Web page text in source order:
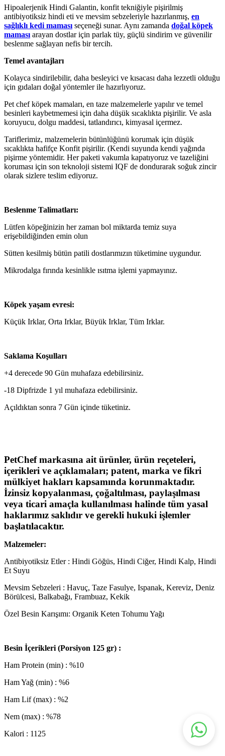
Hipoalerjenik Hindi Galantin, konfit tekniğiyle pişirilmiş
antibiyotiksiz hindi eti ve mevsim sebzeleriyle hazırlanmış, en
sağlıklı kedi maması seçeneği sunar. Aynı zamanda doğal köpek
maması arayan dostlar için parlak tüy, güçlü sindirim ve güvenilir
beslenme sağlayan nefis bir tercih.
Temel avantajları
Kolayca sindirilebilir, daha besleyici ve kısacası daha lezzetli olduğu
için gıdaları doğal yöntemler ile hazırlıyoruz.
Pet chef köpek mamaları, en taze malzemelerle yapılır ve temel
besinleri kaybetmemesi için daha düşük sıcaklıkta pişirilir. Ve asla
koruyucu, dolgu maddesi, tatlandırıcı, kimyasal içermez.
Tariflerimiz, malzemelerin bütünlüğünü korumak için düşük
sıcaklıkta hafifçe Konfit pişirilir. (Kendi suyunda kendi yağında
pişirme yöntemidir. Her paketi vakumla kapatıyoruz ve tazeliğini
koruması için son teknoloji sistemi IQF de dondurarak soğuk zincir
olarak sizlere teslim ediyoruz.
Beslenme Talimatları:
Lütfen köpeğinizin her zaman bol miktarda temiz suya
erişebildiğinden emin olun
Sütten kesilmiş bütün patili dostlarımızın tüketimine uygundur.
Mikrodalga fırında kesinlikle ısıtma işlemi yapmayınız.
Köpek yaşam evresi:
Küçük Irklar, Orta Irklar, Büyük Irklar, Tüm Irklar.
Saklama Koşulları
+4 derecede 90 Gün muhafaza edebilirsiniz.
-18 Dipfrizde 1 yıl muhafaza edebilirsiniz.
Açıldıktan sonra 7 Gün içinde tüketiniz.
PetChef markasına ait ürünler, ürün reçeteleri,
içerikleri ve açıklamaları; patent, marka ve fikri
mülkiyet hakları kapsamında korunmaktadır.
İzinsiz kopyalanması, çoğaltılması, paylaşılması
veya ticari amaçla kullanılması halinde tüm yasal
haklarımız saklıdır ve gerekli hukuki işlemler
başlatılacaktır.
Malzemeler:
Antibiyotiksiz Etler : Hindi Göğüs, Hindi Ciğer, Hindi Kalp, Hindi
Et Suyu
Mevsim Sebzeleri : Havuç, Taze Fasulye, Ispanak, Kereviz, Deniz
Börülcesi, Balkabağı, Frambuaz, Kekik
Özel Besin Karışımı: Organik Keten Tohumu Yağı
Besin İçerikleri (Porsiyon 125 gr) :
Ham Protein (min) : %10
Ham Yağ (min) : %6
Ham Lif (max) : %2
Nem (max) : %78
Kalori : 1125